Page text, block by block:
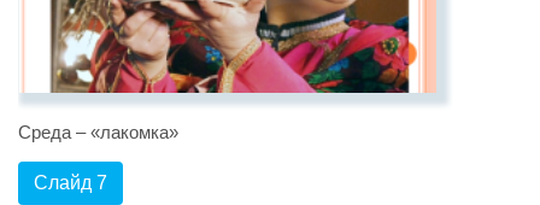
Среда – «лакомка»
Слайд 7